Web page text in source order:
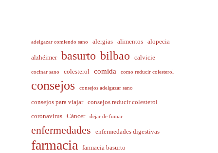
adelgazar comiendo sano alergias alimentos alopecia
alzhéimer basurto bilbao calvicie
cocinar sano colesterol comida como reducir colesterol
consejos consejos adelgazar sano
consejos para viajar consejos reducir colesterol
coronavirus Cáncer dejar de fumar
enfermedades enfermedades digestivas
farmacia farmacia basurto